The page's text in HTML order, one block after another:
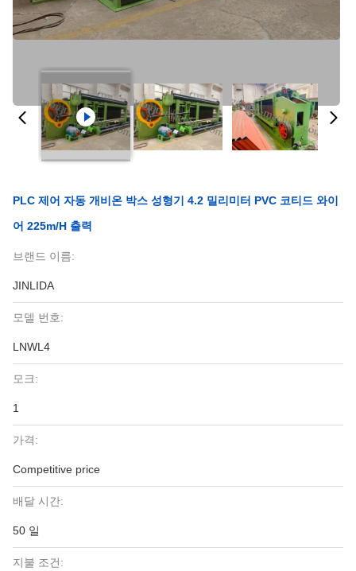
PLC 제어 자동 개비온 박스 성형기 4.2 밀리미터 PVC 코티드 와이
어 225m/h 출력
브랜드 이름:
JINLIDA
모델 번호:
LNWL4
모크:
1
가격:
Competitive price
배달 시간:
50 일
지불 조건: